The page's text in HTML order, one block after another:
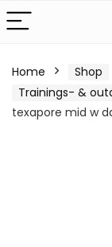
Home Shop
Trainings- &
texapore mid w